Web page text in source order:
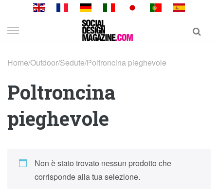
Skip
Home/Outdoor/Sedute/Poltroncina pieghevole
Poltroncina
pieghevole
Non è stato trovato nessun prodotto che
corrisponde alla tua selezione.